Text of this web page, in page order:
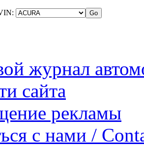
журнал
сайта
рекламы
с нами /